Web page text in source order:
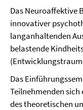
Das Neuroaffektive
innovativer
langanhaltenden
belastende
Das
Teilnehmenden
des theoretischen